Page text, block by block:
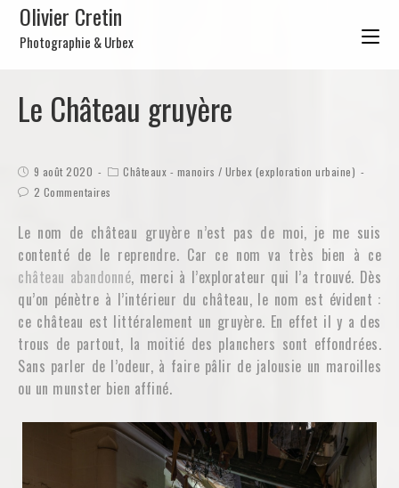
Olivier Cretin
Photographie & Urbex
Le Château gruyère
9 août 2020 Châteaux - manoirs / Urbex (exploration urbaine)
2 Commentaires
Le nom de château gruyère n’est pas de moi, je me suis
contenté de le reprendre. Car ce nom va très bien à ce
château abandonné, merci à l’explorateur qui l’a trouvé. Dès
qu’on pénètre à l’intérieur du château, le nom est évident :
ce château est littéralement un gruyère. En effet il y a des
trous de partout, la moitié des planchers sont effondrées.
Sans parler de l’odeur, à faire pâlir de jalousie un maroilles
ou un munster bien affiné.